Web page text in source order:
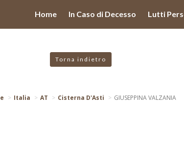
Home In Caso di Decesso Lutti
Torna indietro
Italia AT Cisterna D'Asti GIUSEPPINA VALZANIA
la navigazione in altra maniera, acconsenti